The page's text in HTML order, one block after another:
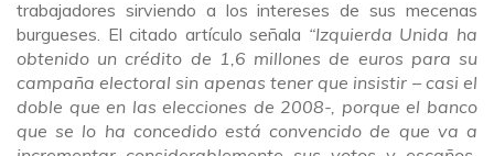
trabajadores sirviendo a los intereses de sus mecenas
burgueses. El citado artículo señala “Izquierda Unida ha
obtenido un crédito de 1,6 millones de euros para su
campaña electoral sin apenas tener que insistir – casi el
doble que en las elecciones de 2008-, porque el banco
que se lo ha concedido está convencido de que va a